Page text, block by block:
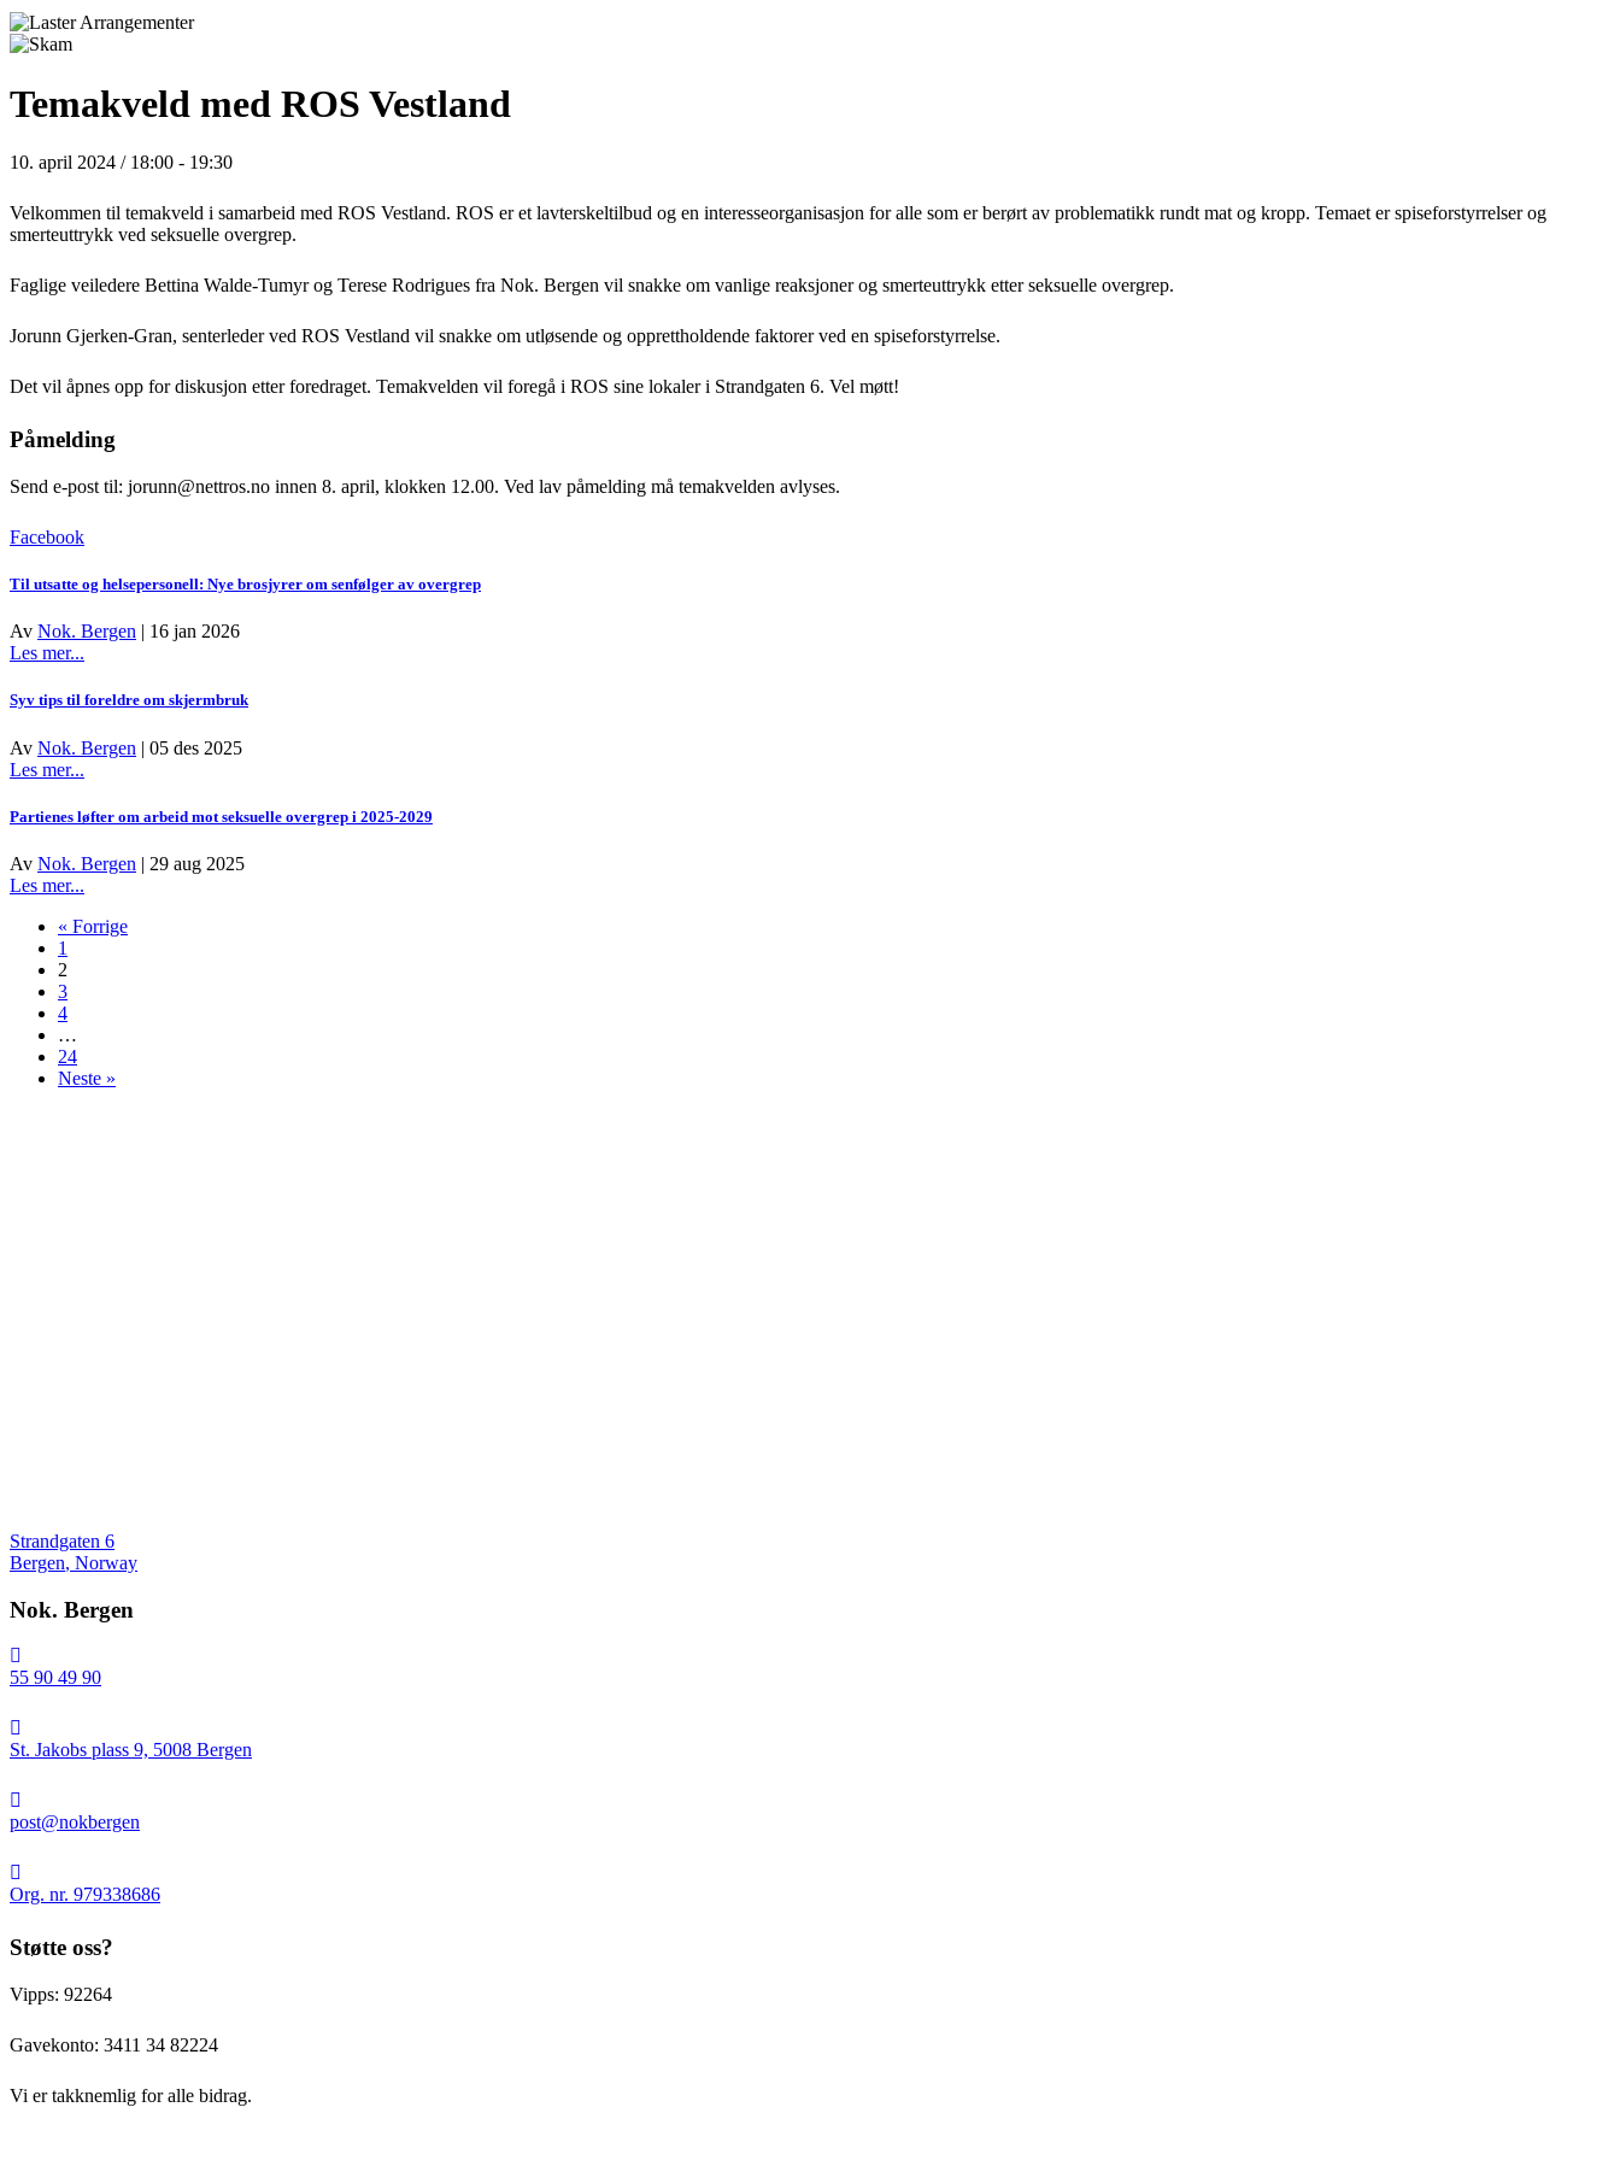
Temakveld med ROS Vestland
10. april 2024 / 18:00 - 19:30
Velkommen til temakveld i samarbeid med ROS Vestland. ROS er et lavterskeltilbud og en interesseorganisasjon for alle som er berørt av problematikk rundt mat og kropp. Temaet er spiseforstyrrelser og
smerteuttrykk ved seksuelle overgrep.
Faglige veiledere Bettina Walde-Tumyr og Terese Rodrigues fra Nok. Bergen vil snakke om vanlige reaksjoner og smerteuttrykk etter seksuelle overgrep.
Jorunn Gjerken-Gran, senterleder ved ROS Vestland vil snakke om utløsende og opprettholdende faktorer ved en spiseforstyrrelse.
Det vil åpnes opp for diskusjon etter foredraget. Temakvelden vil foregå i ROS sine lokaler i Strandgaten 6. Vel møtt!
Påmelding
Send e-post til: jorunn@nettros.no innen 8. april, klokken 12.00. Ved lav påmelding må temakvelden avlyses.
Facebook
Til utsatte og helsepersonell: Nye brosjyrer om senfølger av overgrep
Av Nok. Bergen | 16 jan 2026
Les mer...
utsatte
helsepersonell:
Nye
brosjyrer
senfølger
overgrep
Syv tips til foreldre om skjermbruk
Av Nok. Bergen | 05 des 2025
Les mer...
tips
foreldre
om
skjermbruk
Partienes løfter om arbeid mot seksuelle overgrep i 2025-2029
Av Nok. Bergen | 29 aug 2025
Les mer...
løfter
2025-
« Forrige
1
2
3
4
…
24
Neste »
Strandgaten 6
Bergen, Norway
Nok. Bergen
55 90 49 90
Jakobs
5008
Bergen
St. Jakobs plass 9, 5008 Bergen
post@nokbergen
nr.
Org. nr. 979338686
Støtte oss?
Vipps: 92264
Gavekonto: 3411 34 82224
Vi er takknemlig for alle bidrag.